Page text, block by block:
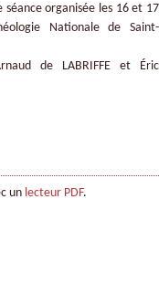
organisée les 16 et 17
Nationale de Saint-
de LABRIFFE et Éric
un lecteur PDF.